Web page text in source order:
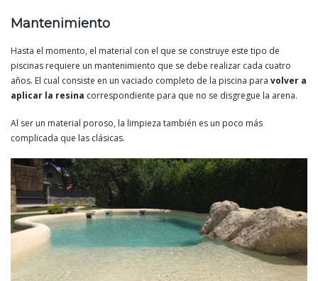
Mantenimiento
Hasta el momento, el material con el que se construye este tipo de
piscinas requiere un mantenimiento que se debe realizar cada cuatro
años. El cual consiste en un vaciado completo de la piscina para volver a
aplicar la resina correspondiente para que no se disgregue la arena.
Al ser un material poroso, la limpieza también es un poco más
complicada que las clásicas.